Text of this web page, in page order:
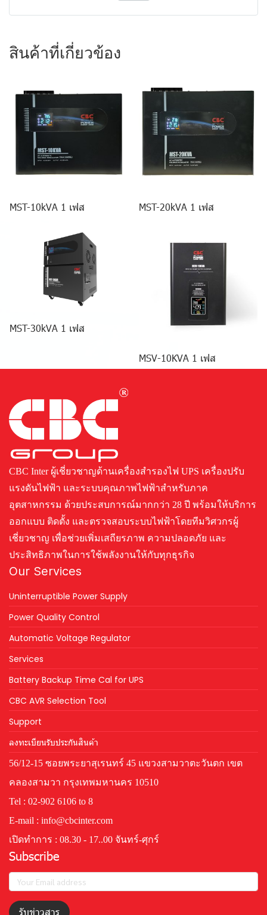
สินค้าที่เกี่ยวข้อง
MST-10kVA 1 เฟส MST-20kVA 1 เฟส
MST-30kVA 1 เฟส
MSV-10KVA 1 เฟส
CBC Inter ผู้เชี่ยวชาญด้านเครื่องสำรองไฟ UPS เครื่องปรับ
แรงดันไฟฟ้า และระบบคุณภาพไฟฟ้าสำหรับภาค
อุตสาหกรรม ด้วยประสบการณ์มากกว่า 28 ปี พร้อมให้บริการ
ออกแบบ ติดตั้ง และตรวจสอบระบบไฟฟ้าโดยทีมวิศวกรผู้
เชี่ยวชาญ เพื่อช่วยเพิ่มเสถียรภาพ ความปลอดภัย และ
ประสิทธิภาพในการใช้พลังงานให้กับทุกธุรกิจ
Our Services
Uninterruptible Power Supply
Power Quality Control
Automatic Voltage Regulator
Services
Battery Backup Time Cal for UPS
CBC AVR Selection Tool
Support
ลงทะเบียนรับประกันสินค้า
56/12-15 ซอยพระยาสุเรนทร์ 45 แขวงสามวาตะวันตก เขต
คลองสามวา กรุงเทพมหานคร 10510
Tel : 02-902 6106 to 8
E-mail : info@cbcinter.com
เปิดทำการ : 08.30 - 17..00 จันทร์-ศุกร์
Subscribe
รับข่าวสาร